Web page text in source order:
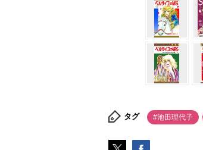
タグ #池田理代子